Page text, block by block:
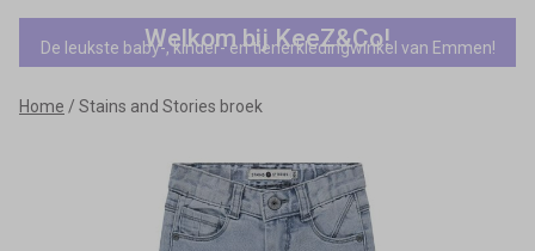
Stains
and
Stories
Welkom bij KeeZ&Co!
De leukste baby-, kinder- en tienerkledingwinkel van Emmen!
Home Stains and Stories broek